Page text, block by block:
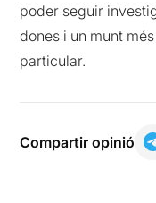
poder seguir
dones i un munt
particular.
Compartir opinió